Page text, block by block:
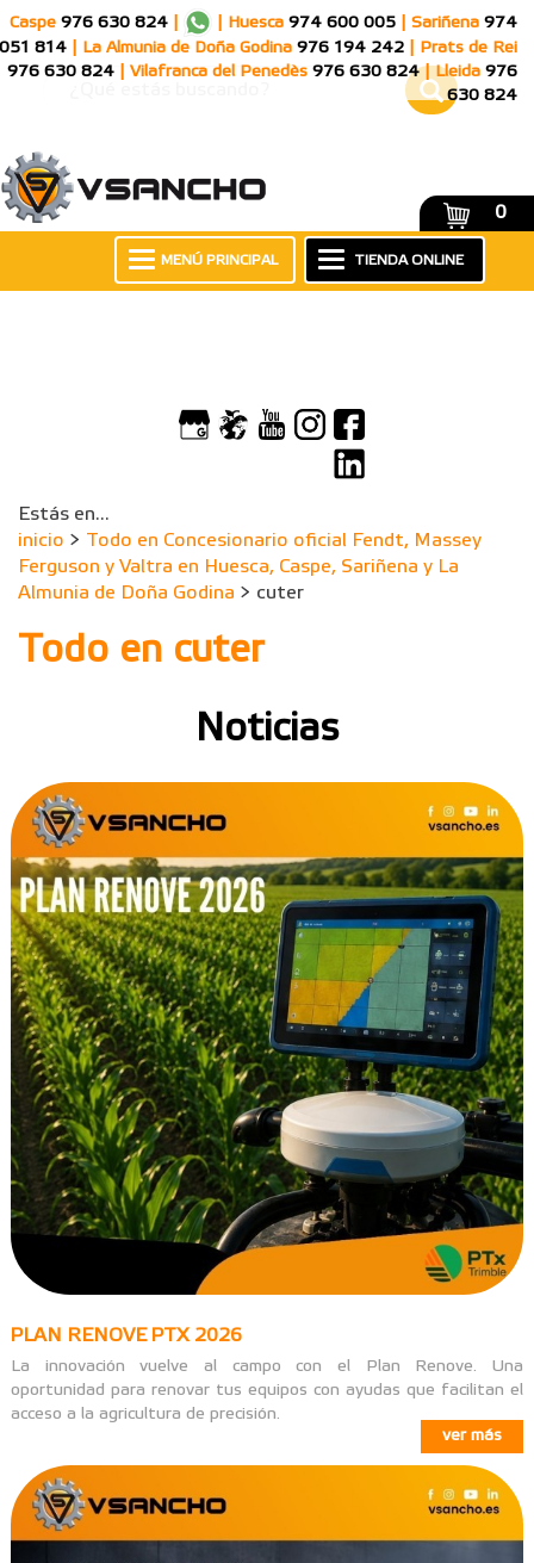
Caspe 976 630 824 Huesca 974 600 005 Sariñena 974
051 814
La Almunia de Doña Godina 976 194 242
Prats de Rei
976 630 824
Vilafranca del Penedès 976 630 824 Lleida 976
630 824
0
TIENDA ONLINE
MENÚ PRINCIPAL
Estás en...
inicio > Todo en Concesionario oficial Fendt, Massey
Ferguson y Valtra en Huesca, Caspe, Sariñena y La
Almunia de Doña Godina > cuter
Todo en cuter
Noticias
PLAN RENOVE PTX 2026
La innovación vuelve al campo con el Plan Renove. Una
oportunidad para renovar tus equipos con ayudas que facilitan el
acceso a la agricultura de precisión.
ver más